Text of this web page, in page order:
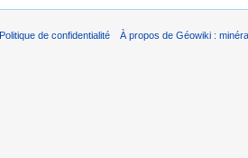
Politique de confidentialité À propos de Géowiki :